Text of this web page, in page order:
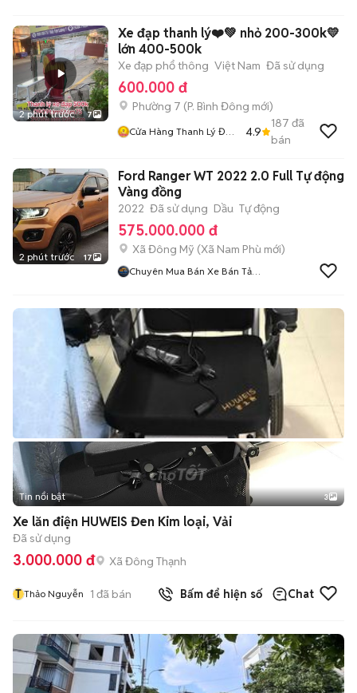
2 phút trước 7
Xe đạp thanh lý❤️💚 nhỏ 200-300k💛
lớn 400-500k
Xe đạp phổ thông Việt Nam Đã sử dụng
600.000 đ
Phường 7 (P. Bình Đông mới)
Cửa Hàng Thanh Lý Đồ
4.9
187 đã
bán
2 phút trước 17
Ford Ranger WT 2022 2.0 Full Tự động
Vàng đồng
2022 Đã sử dụng Dầu Tự động
575.000.000 đ
Xã Đông Mỹ (Xã Nam Phù mới)
Chuyên Mua Bán Xe Bán Tải
Tin nổi bật 3
Xe lăn điện HUWEIS Đen Kim loại, Vải
Đã sử dụng
3.000.000 đ Xã Đông Thạnh
T Thảo Nguyễn 1 đã bán Bấm để hiện số Chat